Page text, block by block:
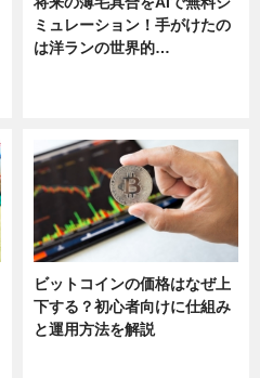
ミュレーション！手がけたの
は洋ランの世界的…
ビットコインの価格はなぜ上
下する？初心者向けに仕組み
と運用方法を解説